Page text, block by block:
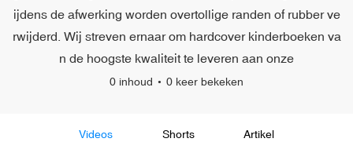
ijdens de afwerking worden overtollige randen of rubber ve
rwijderd. Wij streven ernaar om hardcover kinderboeken va
n de hoogste kwaliteit te leveren aan onze
0 inhoud 0 keer bekeken
Videos Shorts Artikel